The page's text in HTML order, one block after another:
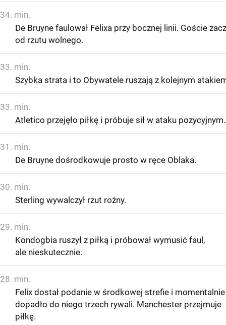
34. min.
De Bruyne faulował Felixa przy bocznej linii. Goście
od rzutu wolnego.
33. min.
Szybka strata i to Obywatele ruszają z kolejnym
33. min.
Atletico przejęło piłkę i próbuje sił w ataku pozycyjnym.
31. min.
De Bruyne dośrodkowuje prosto w ręce Oblaka.
30. min.
Sterling wywalczył rzut rożny.
29. min.
Kondogbia ruszył z piłką i próbował wymusić faul,
ale nieskutecznie.
28. min.
Felix dostał podanie w środkowej strefie i momentalnie
dopadło do niego trzech rywali. Manchester przejmuje
piłkę.